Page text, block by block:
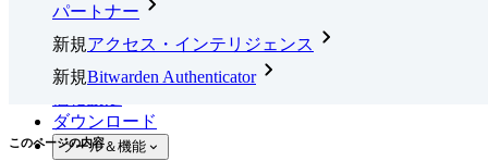
パートナー
新規アクセス・インテリジェンス
新規Bitwarden Authenticator
ダウンロード
ツール＆機能
このページの内容